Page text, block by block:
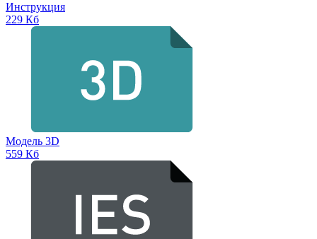
Инструкция
229 Кб
Модель 3D
559 Кб